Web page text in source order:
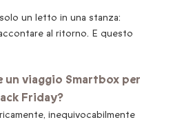
un letto in una stanza:
al ritorno. E questo
un viaggio Smartbox per
Friday?
inequivocabilmente